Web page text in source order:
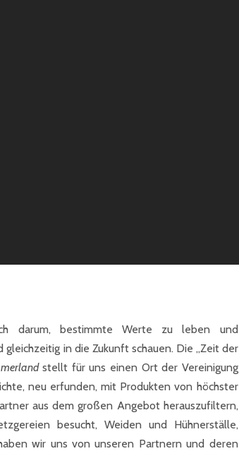
darum, bestimmte Werte zu leben und
in die Zukunft schauen. Die „Zeit der
stellt für uns einen Ort der Vereinigung
neu erfunden, mit Produkten von höchster
aus dem großen Angebot herauszufiltern,
besucht, Weiden und Hühnerställe,
wir uns von unseren Partnern und deren